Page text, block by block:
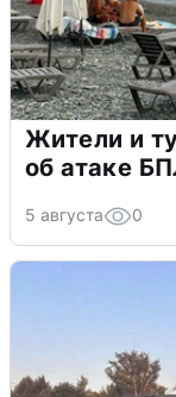
Жители и
об атаке
5 августа 0